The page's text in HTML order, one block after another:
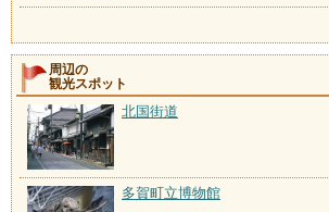
周辺の
観光スポット
北国街道
多賀町立博物館